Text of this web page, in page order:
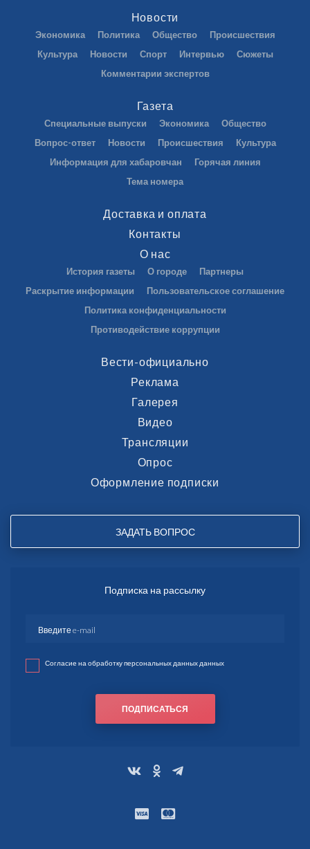
Новости
Экономика Политика Общество
Происшествия
Культура
Новости Спорт Интервью
Сюжеты
Комментарии экспертов
Газета
Специальные выпуски Экономика
Общество
Вопрос-ответ
Новости Происшествия
Культура
Информация для хабаровчан
Горячая линия
Тема номера
Доставка и оплата
Контакты
О нас
История газеты О городе
Партнеры
Раскрытие информации
Пользовательское соглашение
Политика конфиденциальности
Противодействие коррупции
Вести-официально
Реклама
Галерея
Видео
Трансляции
Опрос
Оформление подписки
ЗАДАТЬ ВОПРОС
Подписка на рассылку
Согласие на обработку персональных данных данных
ПОДПИСАТЬСЯ